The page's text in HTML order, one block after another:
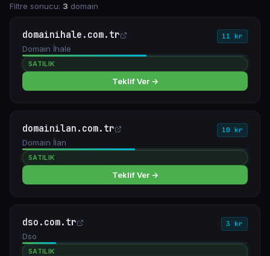
Filtre sonucu: 3 domain
domainihale.com.tr 11 kr
Domain İhale
SATILIK
Teklif Ver →
domainilan.com.tr 10 kr
Domain İlan
SATILIK
Teklif Ver →
dso.com.tr 3 kr
Dso
SATILIK